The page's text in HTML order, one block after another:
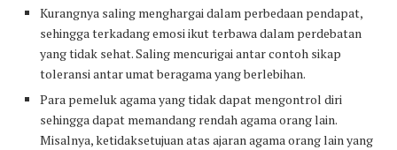
Kurangnya saling menghargai dalam perbedaan pendapat,
sehingga terkadang emosi ikut terbawa dalam perdebatan
yang tidak sehat. Saling mencurigai antar contoh sikap
toleransi antar umat beragama yang berlebihan.
Para pemeluk agama yang tidak dapat mengontrol diri
sehingga dapat memandang rendah agama orang lain.
Misalnya, ketidaksetujuan atas ajaran agama orang lain yang